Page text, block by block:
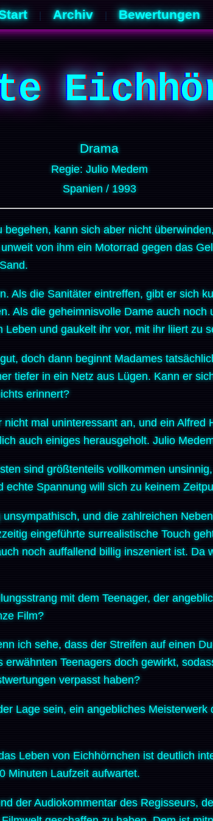
Archiv Bewertungen
Drama
Regie: Julio Medem
Spanien / 1993
kann sich aber nicht
von ihm ein Motorrad gegen das
Als die Sanitäter eintreffen, gibt er sich
Als die geheimnisvolle Dame auch noch
und gaukelt ihr vor, mit ihr liiert zu
doch dann beginnt Madames
tiefer in ein Netz aus Lügen. Kann er
erinnert?
mal uninteressant an, und ein Alfred
auch einiges herausgeholt. Julio
sind größtenteils vollkommen
echte Spannung will sich zu keinem
und die zahlreichen
eingeführte surrealistische Touch
noch auffallend billig inszeniert ist. Da
mit dem Teenager, der
Film?
ich sehe, dass der Streifen auf einen
Teenagers doch gewirkt,
verpasst haben?
Lage sein, ein angebliches
Leben von Eichhörnchen ist deutlich
Minuten Laufzeit aufwartet.
der Audiokommentar des Regisseurs,